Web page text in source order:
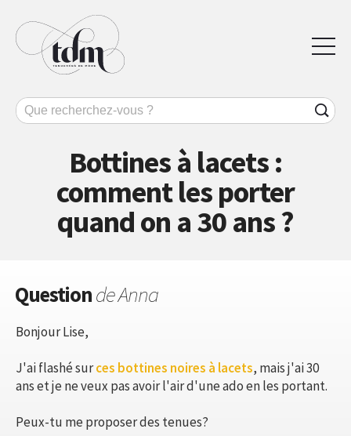
Bottines à lacets :
comment les porter
quand on a 30 ans ?
Questionde Anna
Bonjour Lise,
J'ai flashé surces bottines noires à lacets, mais j'ai 30
ans et je ne veux pas avoir l'air d'une ado en les portant.
Peux-tu me proposer des tenues?